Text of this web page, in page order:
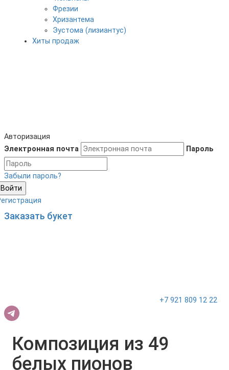
Фрезии
Хризантема
Эустома (лизиантус)
Хиты продаж
Авторизация
Электронная почта
Пароль
Забыли пароль?
Войти
Заказать букет
+7 921 809 12 22
Композиция из 49
белых пионов